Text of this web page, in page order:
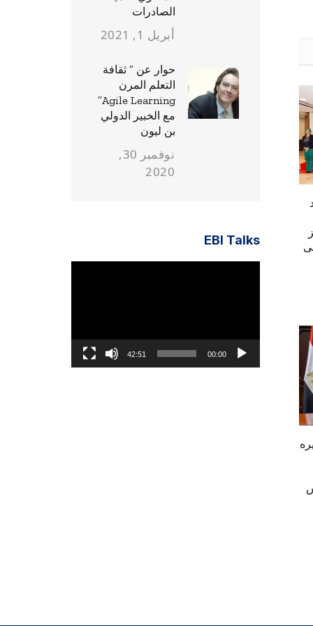
الصادرات
أبريل 1, 2021
حوار عن ” ثقافة
التعلم المرن
Agile Learning”
مع الخبير الدولي
بن ليون
نوفمبر 30,
2020
EBI Talks
00:00
42:51